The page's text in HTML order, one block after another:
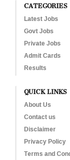
CATEGORIES
Latest Jobs
Govt Jobs
Private Jobs
Admit Cards
Results
QUICK LINKS
About Us
Contact us
Disclaimer
Privacy Policy
Terms and